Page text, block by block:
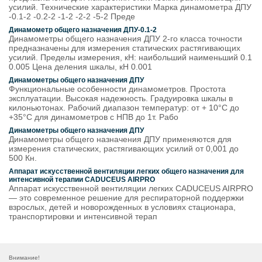
усилий. Технические характеристики Марка динамометра ДПУ
-0.1-2 -0.2-2 -1-2 -2-2 -5-2 Преде
Динамометр общего назначения ДПУ-0.1-2
Динамометры общего назначения ДПУ 2-го класса точности
предназначены для измерения статических растягивающих
усилий. Пределы измерения, кН: наибольший наименьший 0.1
0.005 Цена деления шкалы, кН 0.001
Динамометры общего назначения ДПУ
Функциональные особенности динамометров. Простота
эксплуатации. Высокая надежность. Градуировка шкалы в
килоньютонах. Рабочий диапазон температур: от + 10°C до
+35°С для динамометров с НПВ до 1т. Рабо
Динамометры общего назначения ДПУ
Динамометры общего назначения ДПУ применяются для
измерения статических, растягивающих усилий от 0,001 до
500 Кн.
Аппарат искусственной вентиляции легких общего назначения для
интенсивной терапии CADUCEUS AIRPRO
Аппарат искусственной вентиляции легких CADUCEUS AIRPRO
— это современное решение для респираторной поддержки
взрослых, детей и новорожденных в условиях стационара,
транспортировки и интенсивной терап
Внимание!